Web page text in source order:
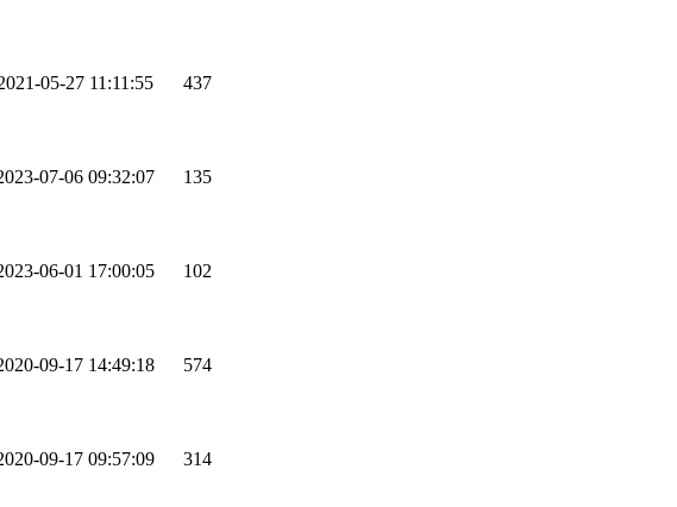
05-27 11:11:55 437
07-06 09:32:07 135
06-01 17:00:05 102
09-17 14:49:18 574
09-17 09:57:09 314